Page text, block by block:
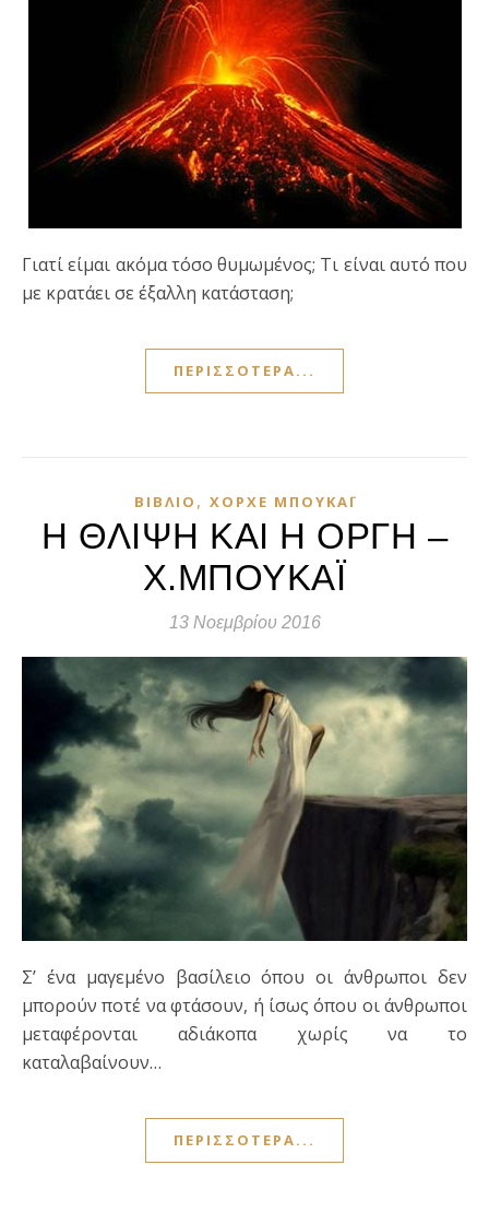
Γιατί είμαι ακόμα τόσο θυμωμένος; Τι είναι αυτό που
με κρατάει σε έξαλλη κατάσταση;
ΠΕΡΙΣΣΌΤΕΡΑ...
ΒΙΒΛΊΟ , ΧΌΡΧΕ ΜΠΟΥΚΆΙ
Η ΘΛΙΨΗ ΚΑΙ Η ΟΡΓΗ –
Χ.ΜΠΟΥΚΑΪ
13 Νοεμβρίου 2016
Σ’ ένα μαγεμένο βασίλειο όπου οι άνθρωποι δεν
μπορούν ποτέ να φτάσουν, ή ίσως όπου οι άνθρωποι
μεταφέρονται αδιάκοπα χωρίς να το
καταλαβαίνουν…
ΠΕΡΙΣΣΌΤΕΡΑ...